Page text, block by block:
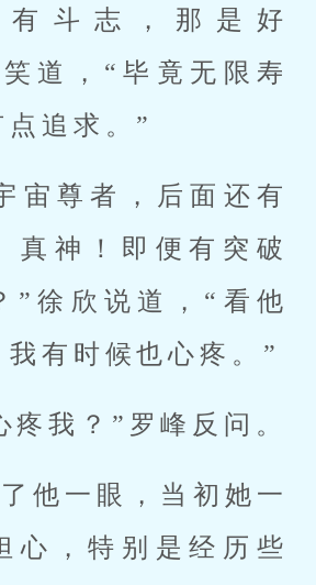
斗志，那是好
道，“毕竟无限寿
追求。”
宙尊者，后面还有
真神！即便有突破
”徐欣说道，“看他
有时候也心疼。”
疼我？”罗峰反问。
他一眼，当初她一
心，特别是经历些